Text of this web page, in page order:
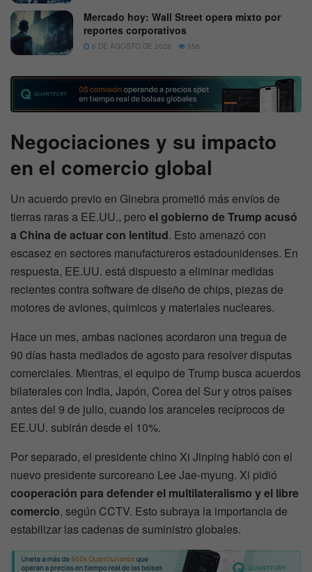
Mercado hoy: Wall Street opera mixto por
reportes corporativos
6 DE AGOSTO DE 2026 556
Negociaciones y su impacto
en el comercio global
Un acuerdo previo en Ginebra prometió más envíos de
tierras raras a EE.UU., pero el gobierno de Trump acusó
a China de actuar con lentitud. Esto amenazó con
escasez en sectores manufactureros estadounidenses. En
respuesta, EE.UU. está dispuesto a eliminar medidas
recientes contra software de diseño de chips, piezas de
motores de aviones, químicos y materiales nucleares.
Hace un mes, ambas naciones acordaron una tregua de
90 días hasta mediados de agosto para resolver disputas
comerciales. Mientras, el equipo de Trump busca acuerdos
bilaterales con India, Japón, Corea del Sur y otros países
antes del 9 de julio, cuando los aranceles recíprocos de
EE.UU. subirán desde el 10%.
Por separado, el presidente chino Xi Jinping habló con el
nuevo presidente surcoreano Lee Jae-myung. Xi pidió
cooperación para defender el multilateralismo y el libre
comercio, según CCTV. Esto subraya la importancia de
estabilizar las cadenas de suministro globales.